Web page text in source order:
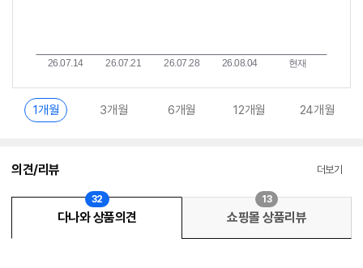
1개월 3개월 6개월 12개월 24개월
의견/리뷰 더보기
다나와 상품의견
32
쇼핑몰 상품리뷰
13